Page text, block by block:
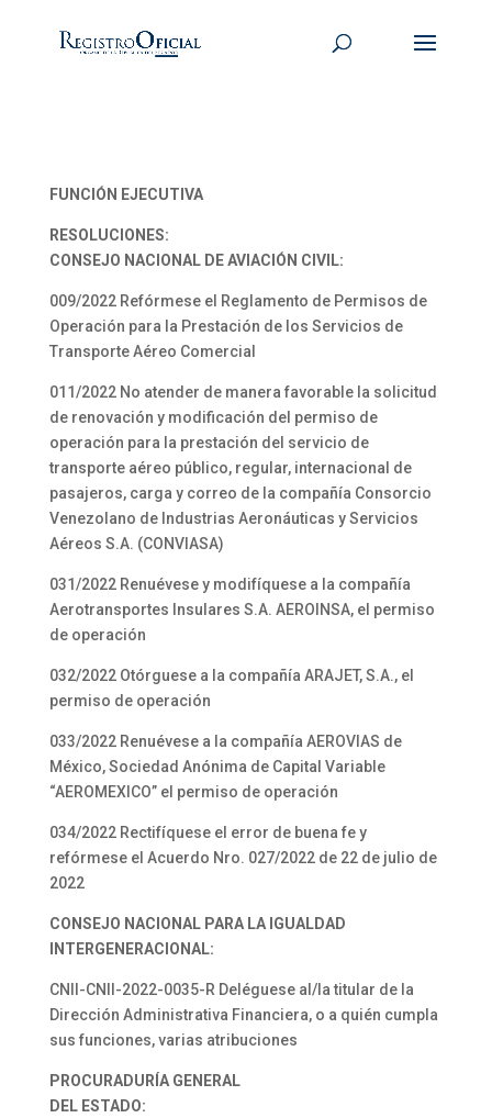
FUNCIÓN EJECUTIVA
RESOLUCIONES:
CONSEJO NACIONAL DE AVIACIÓN CIVIL:
009/2022 Refórmese el Reglamento de Permisos de
Operación para la Prestación de los Servicios de
Transporte Aéreo Comercial
011/2022 No atender de manera favorable la solicitud
de renovación y modificación del permiso de
operación para la prestación del servicio de
transporte aéreo público, regular, internacional de
pasajeros, carga y correo de la compañía Consorcio
Venezolano de Industrias Aeronáuticas y Servicios
Aéreos S.A. (CONVIASA)
031/2022 Renuévese y modifíquese a la compañía
Aerotransportes Insulares S.A. AEROINSA, el permiso
de operación
032/2022 Otórguese a la compañía ARAJET, S.A., el
permiso de operación
033/2022 Renuévese a la compañía AEROVIAS de
México, Sociedad Anónima de Capital Variable
“AEROMEXICO” el permiso de operación
034/2022 Rectifíquese el error de buena fe y
refórmese el Acuerdo Nro. 027/2022 de 22 de julio de
2022
CONSEJO NACIONAL PARA LA IGUALDAD
INTERGENERACIONAL:
CNII-CNII-2022-0035-R Deléguese al/la titular de la
Dirección Administrativa Financiera, o a quién cumpla
sus funciones, varias atribuciones
PROCURADURÍA GENERAL
DEL ESTADO: